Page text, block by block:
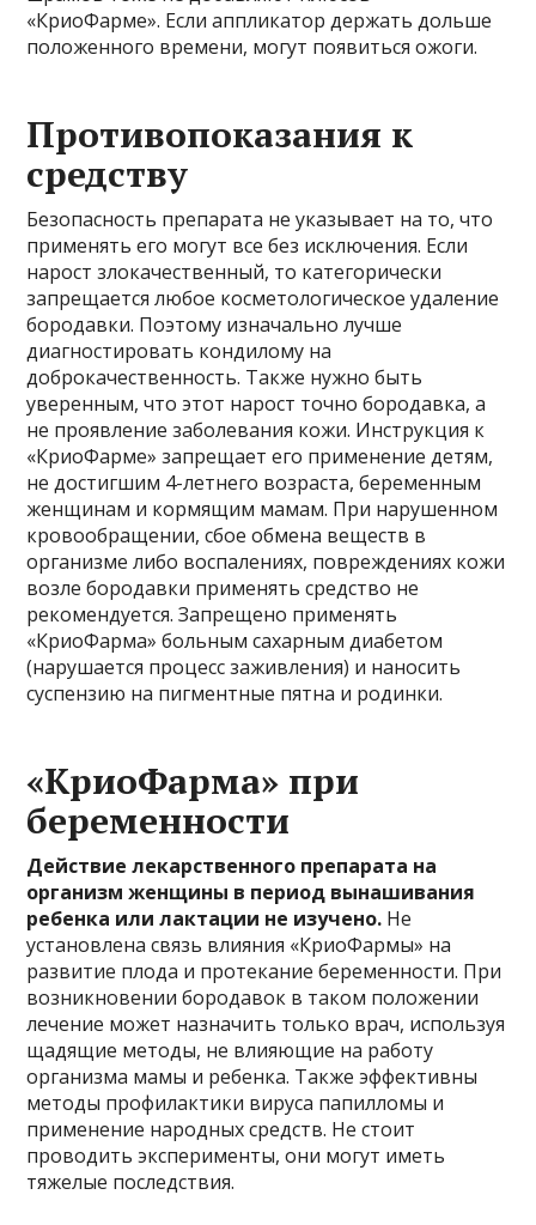
«КриоФарме». Если аппликатор держать дольше
положенного времени, могут появиться ожоги.
Противопоказания к
средству
Безопасность препарата не указывает на то, что
применять его могут все без исключения. Если
нарост злокачественный, то категорически
запрещается любое косметологическое удаление
бородавки. Поэтому изначально лучше
диагностировать кондилому на
доброкачественность. Также нужно быть
уверенным, что этот нарост точно бородавка, а
не проявление заболевания кожи. Инструкция к
«КриоФарме» запрещает его применение детям,
не достигшим 4-летнего возраста, беременным
женщинам и кормящим мамам. При нарушенном
кровообращении, сбое обмена веществ в
организме либо воспалениях, повреждениях кожи
возле бородавки применять средство не
рекомендуется. Запрещено применять
«КриоФарма» больным сахарным диабетом
(нарушается процесс заживления) и наносить
суспензию на пигментные пятна и родинки.
«КриоФарма» при
беременности
Действие лекарственного препарата на
организм женщины в период вынашивания
ребенка или лактации не изучено. Не
установлена связь влияния «КриоФармы» на
развитие плода и протекание беременности. При
возникновении бородавок в таком положении
лечение может назначить только врач, используя
щадящие методы, не влияющие на работу
организма мамы и ребенка. Также эффективны
методы профилактики вируса папилломы и
применение народных средств. Не стоит
проводить эксперименты, они могут иметь
тяжелые последствия.